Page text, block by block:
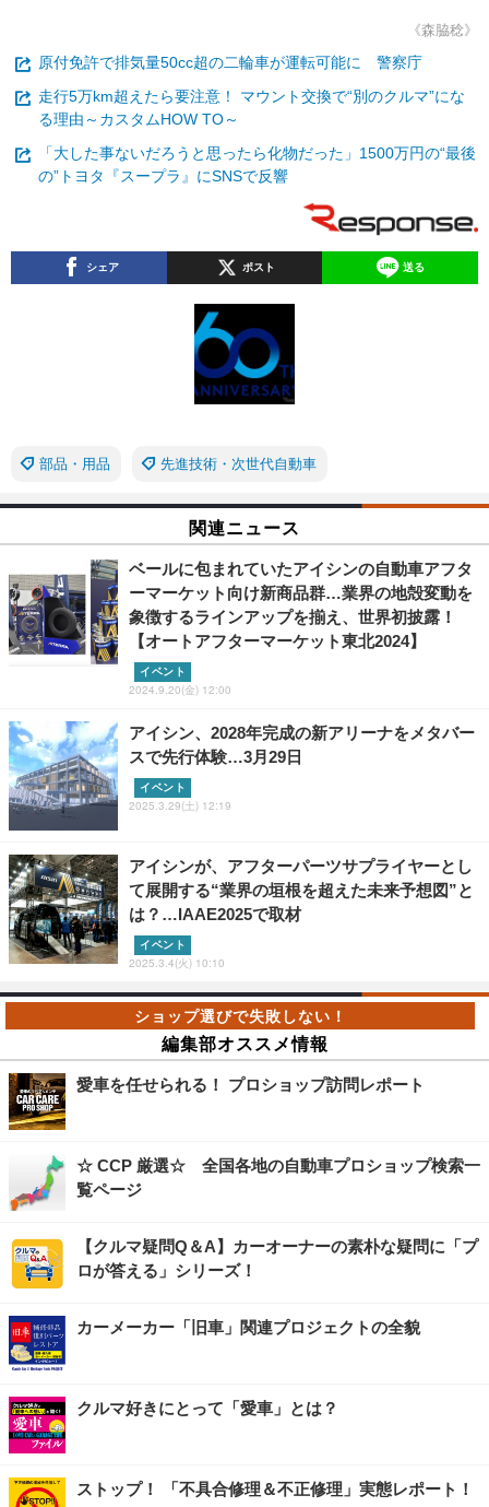
《森脇稔》
原付免許で排気量50cc超の二輪車が運転可能に 警察庁
走行5万km超えたら要注意！ マウント交換で“別のクルマ”にな
る理由～カスタムHOW TO～
「大した事ないだろうと思ったら化物だった」1500万円の“最後
の”トヨタ『スープラ』にSNSで反響
シェア ポスト 送る
部品・用品 先進技術・次世代自動車
関連ニュース
ベールに包まれていたアイシンの自動車アフタ
ーマーケット向け新商品群…業界の地殻変動を
象徴するラインアップを揃え、世界初披露！
【オートアフターマーケット東北2024】
イベント
2024.9.20(金) 12:00
アイシン、2028年完成の新アリーナをメタバー
スで先行体験…3月29日
イベント
2025.3.29(土) 12:19
アイシンが、アフターパーツサプライヤーとし
て展開する“業界の垣根を超えた未来予想図”と
は？…IAAE2025で取材
イベント
2025.3.4(火) 10:10
編集部オススメ情報
愛車を任せられる！ プロショップ訪問レポート
☆ CCP 厳選☆ 全国各地の自動車プロショップ検索一
覧ページ
【クルマ疑問Q＆A】カーオーナーの素朴な疑問に「プ
ロが答える」シリーズ！
カーメーカー「旧車」関連プロジェクトの全貌
クルマ好きにとって「愛車」とは？
ストップ！ 「不具合修理＆不正修理」実態レポート！